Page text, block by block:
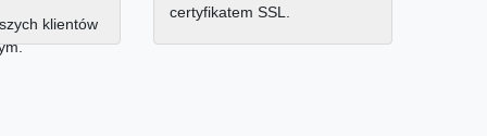
klientów
certyfikatem SSL.